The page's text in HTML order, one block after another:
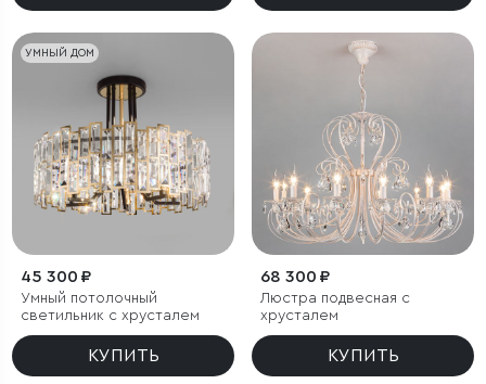
УМНЫЙ ДОМ
45 300 ₽
Умный потолочный
светильник с хрусталем
КУПИТЬ
68 300 ₽
Люстра подвесная с
хрусталем
КУПИТЬ